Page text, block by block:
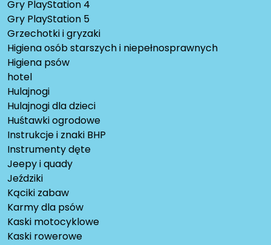
Gry PlayStation 4
Gry PlayStation 5
Grzechotki i gryzaki
Higiena osób starszych i niepełnosprawnych
Higiena psów
hotel
Hulajnogi
Hulajnogi dla dzieci
Huśtawki ogrodowe
Instrukcje i znaki BHP
Instrumenty dęte
Jeepy i quady
Jeździki
Kąciki zabaw
Karmy dla psów
Kaski motocyklowe
Kaski rowerowe